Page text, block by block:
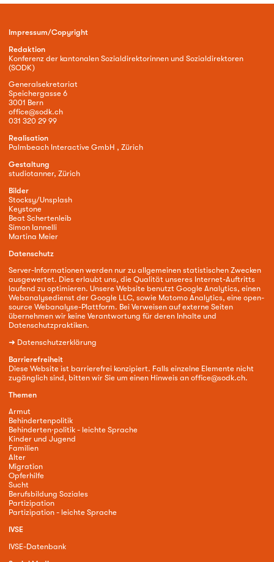
Impressum/Copyright
Redaktion
Konferenz der kantonalen Sozialdirektorinnen und Sozialdirektoren
(SODK)
Generalsekretariat
Speichergasse 6
3001 Bern
office@sodk.ch
031 320 29 99
Realisation
Palmbeach Interactive GmbH , Zürich
Gestaltung
studiotanner, Zürich
Bilder
Stocksy/Unsplash
Keystone
Beat Schertenleib
Simon Iannelli
Martina Meier
Datenschutz
Server-Informationen werden nur zu allgemeinen statistischen Zwecken
ausgewertet. Dies erlaubt uns, die Qualität unseres Internet-Auftritts
laufend zu optimieren. Unsere Website benutzt Google Analytics, einen
Webanalysedienst der Google LLC, sowie Matomo Analytics, eine open-
source Webanalyse-Plattform. Bei Verweisen auf externe Seiten
übernehmen wir keine Verantwortung für deren Inhalte und
Datenschutzpraktiken.
➜ Datenschutzerklärung
Barrierefreiheit
Diese Website ist barrierefrei konzipiert. Falls einzelne Elemente nicht
zugänglich sind, bitten wir Sie um einen Hinweis an office@sodk.ch.
Themen
Armut
Behindertenpolitik
Behinderten·politik - leichte Sprache
Kinder und Jugend
Familien
Alter
Migration
Opferhilfe
Sucht
Berufsbildung Soziales
Partizipation
Partizipation - leichte Sprache
IVSE
IVSE-Datenbank